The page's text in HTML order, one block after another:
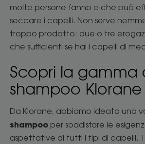
molte persone fanno e che può
seccare i capelli. Non serve
troppo prodotto: due o tre
che sufficienti se hai i capelli di
Scopri la gamma
shampoo Klorane
Da Klorane, abbiamo ideato una
shampoo per soddisfare le
aspettative di tutti i tipi di capelli.